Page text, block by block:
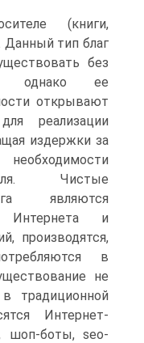
(книги,
тип благ
без
однако ее
открывают
реализации
издержки за
Чистые
являются
Интернета и
производятся,
в
не
традиционной
Интернет-
шоп-боты, seo-